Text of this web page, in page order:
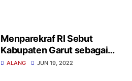
Menparekraf RI Sebut
Kabupaten Garut sebagai
Kabupaten Pariwisata
ALANG JUN 19, 2022